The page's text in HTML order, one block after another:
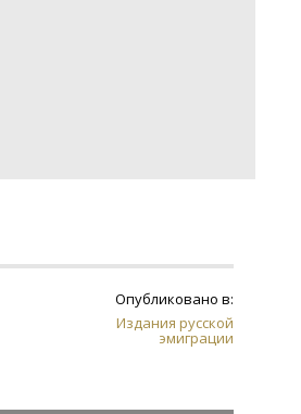
Опубликовано в:
Издания русской
эмиграции